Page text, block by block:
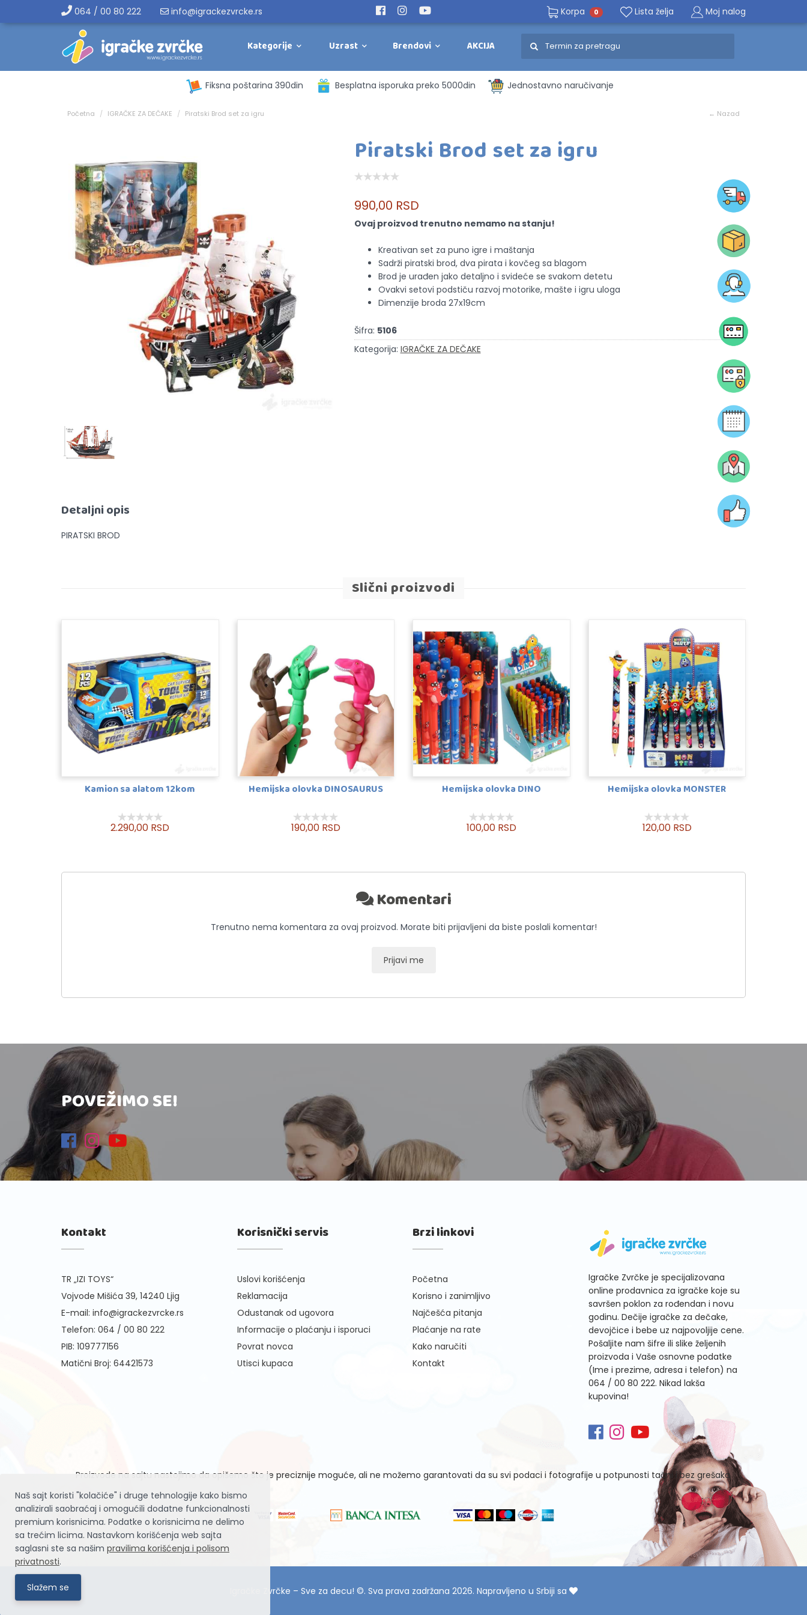
Naš sajt koristi "kolačiće" i druge tehnologije kako bismo
analizirali saobraćaj i omogućili dodatne funkcionalnosti
premium korisnicima. Podatke o korisnicima ne delimo
sa trećim licima. Nastavkom korišćenja web sajta
saglasni ste sa našim pravilima korišćenja i polisom
privatnosti.
Slažem se
064 / 00 80 222 info@igrackezvrcke.rs Korpa 0 Lista želja Moj nalog
Kategorije Uzrast Brendovi AKCIJA
Fiksna poštarina 390din Besplatna isporuka preko 5000din Jednostavno naručivanje
Početna IGRAČKE ZA DEČAKE Piratski Brod set za igru ← Nazad
Piratski Brod set za igru
990,00 RSD
Ovaj proizvod trenutno nemamo na stanju!
Kreativan set za puno igre i maštanja
Sadrži piratski brod, dva pirata i kovčeg sa blagom
Brod je urađen jako detaljno i svideće se svakom detetu
Ovakvi setovi podstiču razvoj motorike, mašte i igru uloga
Dimenzije broda 27x19cm
Šifra: 5106
Kategorija: IGRAČKE ZA DEČAKE
Detaljni opis
PIRATSKI BROD
Slični proizvodi
Kamion sa alatom 12kom
2.290,00 RSD
Hemijska olovka DINOSAURUS
190,00 RSD
Hemijska olovka DINO
100,00 RSD
Hemijska olovka MONSTER
120,00 RSD
Komentari
Trenutno nema komentara za ovaj proizvod. Morate biti prijavljeni da biste poslali komentar!
Prijavi me
POVEŽIMO SE!
Kontakt
TR „IZI TOYS“
Vojvode Mišića 39, 14240 Ljig
E-mail: info@igrackezvrcke.rs
Telefon: 064 / 00 80 222
PIB: 109777156
Matični Broj: 64421573
Korisnički servis
Uslovi korišćenja
Reklamacija
Odustanak od ugovora
Informacije o plaćanju i isporuci
Povrat novca
Utisci kupaca
Brzi linkovi
Početna
Korisno i zanimljivo
Najčešća pitanja
Plaćanje na rate
Kako naručiti
Kontakt
Igračke Zvrčke je specijalizovana
online prodavnica za igračke koje su
savršen poklon za rođendan i novu
godinu. Dečije igračke za dečake,
devojčice i bebe uz najpovoljije cene.
Pošaljite nam šifre ili slike željenih
proizvoda i Vaše osnovne podatke
(Ime i prezime, adresa i telefon) na
064 / 00 80 222. Nikad lakša
kupovina!
Proizvode na sajtu nastojimo da opišemo što je preciznije moguće, ali ne možemo garantovati da su svi podaci i fotografije u potpunosti tačni i bez grešaka.
Igračke Zvrčke – Sve za decu! ©. Sva prava zadržana 2026. Napravljeno u Srbiji sa